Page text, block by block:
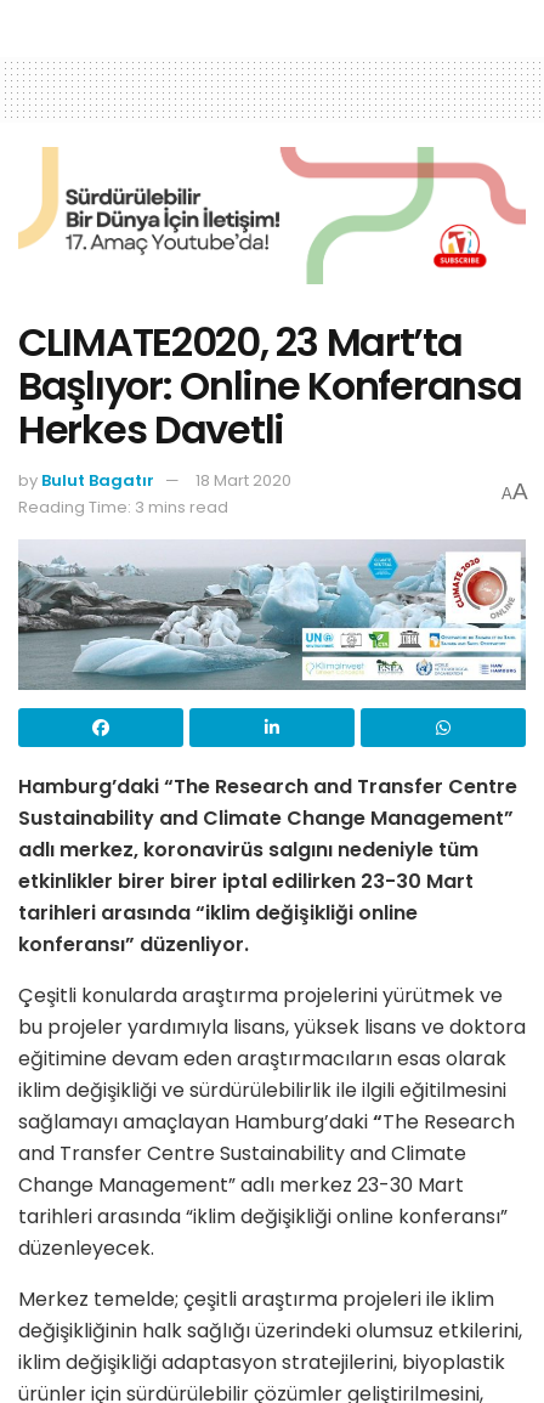
CLIMATE2020, 23 Mart’ta
Başlıyor: Online Konferansa
Herkes Davetli
by Bulut Bagatır
18 Mart 2020
Reading Time: 3 mins read
AA
Hamburg’daki “The Research and Transfer Centre
Sustainability and Climate Change Management”
adlı merkez, koronavirüs salgını nedeniyle tüm
etkinlikler birer birer iptal edilirken 23-30 Mart
tarihleri arasında “iklim değişikliği online
konferansı” düzenliyor.
Çeşitli konularda araştırma projelerini yürütmek ve
bu projeler yardımıyla lisans, yüksek lisans ve doktora
eğitimine devam eden araştırmacıların esas olarak
iklim değişikliği ve sürdürülebilirlik ile ilgili eğitilmesini
sağlamayı amaçlayan Hamburg’daki“The Research
and Transfer Centre Sustainability and Climate
Change Management” adlı merkez 23-30 Mart
tarihleri arasında “iklim değişikliği online konferansı”
düzenleyecek.
Merkez temelde; çeşitli araştırma projeleri ile iklim
değişikliğinin halk sağlığı üzerindeki olumsuz etkilerini,
iklim değişikliği adaptasyon stratejilerini, biyoplastik
ürünler için sürdürülebilir çözümler geliştirilmesini,